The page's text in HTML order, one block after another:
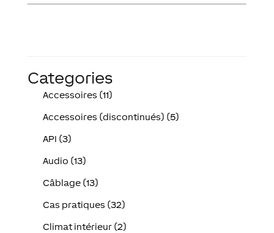
Categories
Accessoires (11)
Accessoires (discontinués) (5)
API (3)
Audio (13)
Câblage (13)
Cas pratiques (32)
Climat intérieur (2)